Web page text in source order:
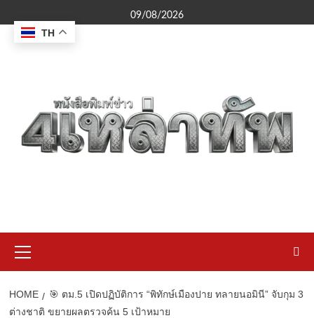
to
content
09/08/2026
Menu
HOME
🎯 ตม.5 เปิดปฏิบัติการ “พิทักษ์เมืองปาย ทลายนอมินี” จับกุม 3
ต่างชาติ ขยายผลตรวจค้น 5 เป้าหมาย
TH